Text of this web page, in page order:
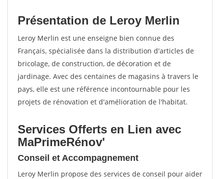
Présentation de Leroy Merlin
Leroy Merlin est une enseigne bien connue des
Français, spécialisée dans la distribution d'articles de
bricolage, de construction, de décoration et de
jardinage. Avec des centaines de magasins à travers le
pays, elle est une référence incontournable pour les
projets de rénovation et d'amélioration de l'habitat.
Services Offerts en Lien avec
MaPrimeRénov'
Conseil et Accompagnement
Leroy Merlin propose des services de conseil pour aider